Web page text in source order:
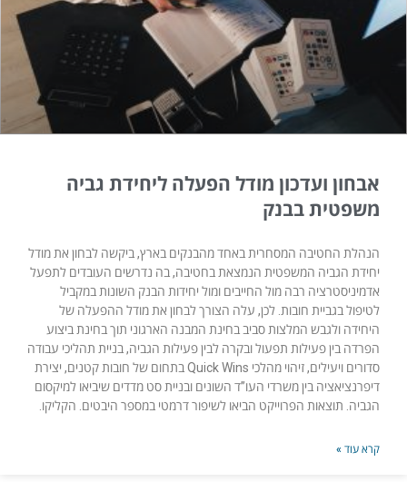
אבחון ועדכון מודל הפעלה ליחידת גביה
משפטית בבנק
הנהלת החטיבה המסחרית באחד מהבנקים בארץ, ביקשה לבחון את מודל
יחידת הגביה המשפטית הנמצאת בחטיבה, בה נדרשים העובדים לתפעל
אדמיניסטרציה רבה מול החייבים ומול יחידות הבנק השונות במקביל
לטיפול בגביית חובות. לכן, עלה הצורך לבחון את מודל ההפעלה של
היחידה ולגבש המלצות סביב בחינת המבנה הארגוני תוך בחינת ביצוע
הפרדה בין פעילות תפעול ובקרה לבין פעילות הגביה, בניית תהליכי עבודה
סדורים ויעילים, זיהוי מהלכי Quick Wins בתחום של חובות קטנים, יצירת
דיפרנציאציה בין משרדי העו”ד השונים ובניית סט מדדים שיביאו למיקסום
הגביה. תוצאות הפרוייקט הביאו לשיפור דרמטי במספר היבטים. הקליקו.
קרא עוד »